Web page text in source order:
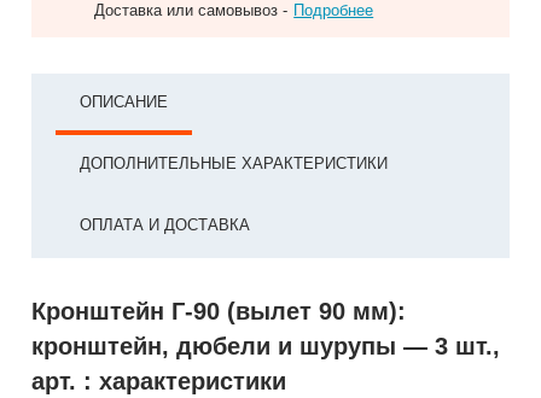
Доставка или самовывоз - Подробнее
ОПИСАНИЕ
ДОПОЛНИТЕЛЬНЫЕ ХАРАКТЕРИСТИКИ
ОПЛАТА И ДОСТАВКА
Кронштейн Г-90 (вылет 90 мм):
кронштейн, дюбели и шурупы — 3 шт.,
арт. : характеристики